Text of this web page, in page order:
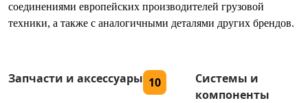
соединениями европейских производителей грузовой
техники, а также с аналогичными деталями других брендов.
Запчасти и аксессуары 10
Системы и
компоненты